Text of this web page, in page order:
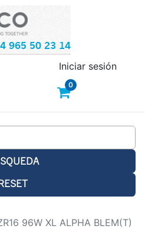
965 50 23 14
0
Iniciar sesión
96W XL ALPHA BLEM(T)